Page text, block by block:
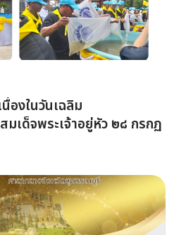
องในวันเฉลิม
เด็จพระเจ้าอยู่หัว ๒๘ กรกฏ